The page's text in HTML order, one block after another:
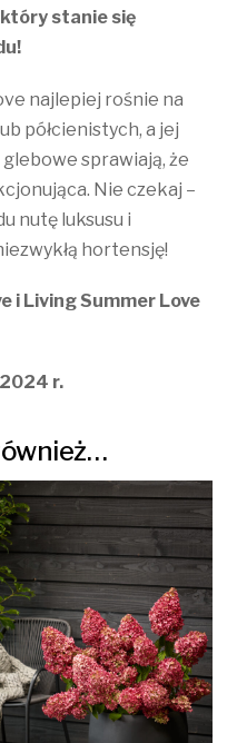
stanie się
najlepiej rośnie na
półcienistych, a jej
sprawiają, że
Nie czekaj –
nutę luksusu i
hortensję!
i Living Summer Love
r.